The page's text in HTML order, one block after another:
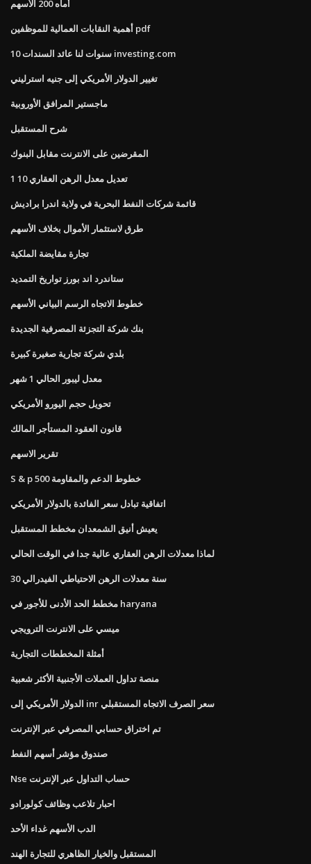
أماه 200 الأسهم
أهمية النقابات العمالية للموظفين pdf
10 سنوات لنا عائد السندات investing.com
تغيير الدولار الأمريكي إلى جنيه استرليني
ماجستير المرافق الأوروبية
شرح المستقبل
المقرضين على الانترنت مقابل البنوك
تعديل معدل الرهن العقاري 10 1
قائمة شركات النفط البحرية في ولاية اندرا براديش
طرق لاستثمار الأموال بخلاف الأسهم
تجارة مقايضة الملكية
ستاندرد اند بورز تواريخ التمديد
خطوط الاتجاه الرسم البياني الأسهم
بنك شركة التجزئة المصرفية الجديدة
بلدي شركة تجارية صغيرة كبيرة
معدل ليبور الحالي 1 شهر
تحويل حجم اليورو الأمريكي
قانون العقود المستأجر المالك
تقرير الاسهم
S & p 500 خطوط الدعم والمقاومة
اتفاقية تبادل سعر الفائدة بالدولار الأمريكي
يعيش أنيق الشمعدان مخطط المستقبل
لماذا معدلات الرهن العقاري عالية جدا في الوقت الحالي
30 سنة معدلات الرهن الاحتياطي الفيدرالي
مخطط الحد الأدنى للأجور في haryana
ميسي على الانترنت الترويجي
أمثلة المخططات التجارية
منصة تداول العملات الأجنبية الأكثر شعبية
الدولار الأمريكي إلى inr سعر الصرف الاتجاه المستقبلي
تم اختراق حسابي المصرفي عبر الإنترنت
صندوق مؤشر أسهم النفط
Nse حساب التداول عبر الإنترنت
احبار تلاعب وظائف كولورادو
الدب الأسهم غداء الأحد
المستقبل والخيار الظاهري للتجارة الهند